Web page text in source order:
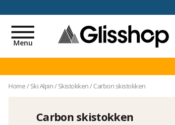
Toggle
navigation
Menu
Home/ Ski Alpin/Skistokken/Carbon skistokken
Carbon skistokken